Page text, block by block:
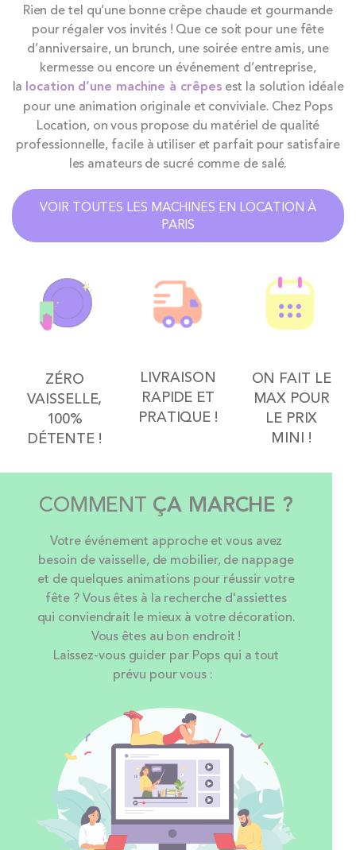
Rien de tel qu’une bonne crêpe chaude et gourmande
pour régaler vos invités ! Que ce soit pour une fête
d’anniversaire, un brunch, une soirée entre amis, une
kermesse ou encore un événement d’entreprise,
la location d’une machine à crêpes est la solution idéale
pour une animation originale et conviviale. Chez Pops
Location, on vous propose du matériel de qualité
professionnelle, facile à utiliser et parfait pour satisfaire
les amateurs de sucré comme de salé.
VOIR TOUTES LES MACHINES EN LOCATION À
PARIS
ZÉRO
VAISSELLE,
100%
DÉTENTE !
LIVRAISON
RAPIDE ET
PRATIQUE !
ON FAIT LE
MAX POUR
LE PRIX
MINI !
COMMENT ÇA MARCHE ?
Votre événement approche et vous avez
besoin de vaisselle, de mobilier, de nappage
et de quelques animations pour réussir votre
fête ? Vous êtes à la recherche d'assiettes
qui conviendrait le mieux à votre décoration.
Vous êtes au bon endroit !
Laissez-vous guider par Pops qui a tout
prévu pour vous :